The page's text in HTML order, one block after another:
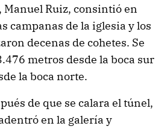
Manuel Ruiz, consintió en
campanas de la iglesia y los
decenas de cohetes. Se
metros desde la boca sur
la boca norte.
de que se calara el túnel,
en la galería y